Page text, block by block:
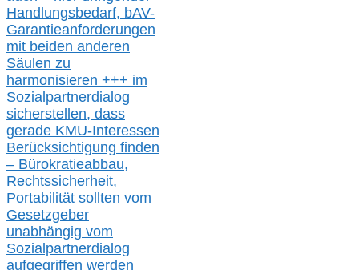
Handlungsbedarf, bAV-
Garantieanforderungen
mit beiden anderen
Säulen zu
harmonisieren +++ im
Sozialpartnerdialog
sicherstellen, dass
gerade KMU-Interessen
Berücksichtigung finden
– Bürokratieabbau,
Rechtssicherheit,
Portabilität sollten vom
Gesetzgeber
unabhängig vom
Sozialpartnerdialog
aufgegriffen werden